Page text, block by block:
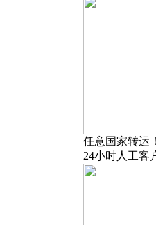
任意国家转运
24小时人工客